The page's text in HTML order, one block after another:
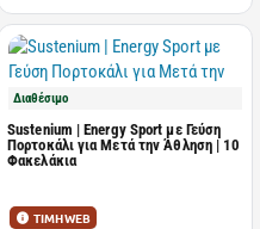
Διαθέσιμο
Sustenium | Energy Sport με Γεύση
Πορτοκάλι για Μετά την Άθληση | 10
Φακελάκια
ΤΙΜΗ WEB